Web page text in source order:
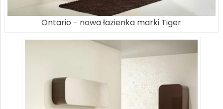
Ontario - nowa łazienka marki Tiger